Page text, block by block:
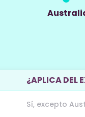
¿APLICA DEL
Sí, excepto